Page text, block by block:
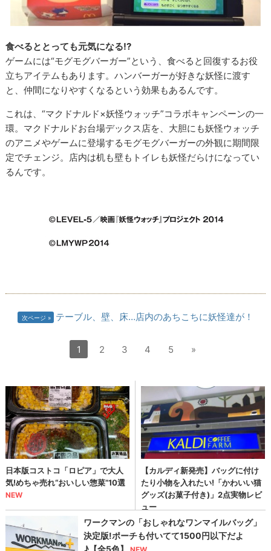
食べるととっても元気になる!?
ゲームには“モグモグバーガー”という、食べると回復するお役
立ちアイテムもあります。ハンバーガーが好きな妖怪に渡す
と、仲間になりやすくなるという効果もあるんです。
これは、“マクドナルド×妖怪ウォッチ”コラボキャンペーンの一
環。マクドナルドお台場デックス店を、大胆にも妖怪ウォッチ
のアニメやゲームに登場するモグモグバーガーの外観に期間限
定でチェンジ。店内は机も壁もトイレも妖怪だらけになってい
るんです。
次ページ テーブル、壁、床…店内のあちこちに妖怪達が！
1 2 3 4 5 »